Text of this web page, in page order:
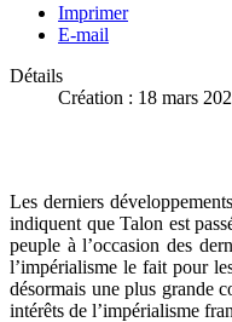
Imprimer
E-mail
Détails
Création : 18 mars
Les derniers
indiquent que Talon est
peuple à l’occasion des
l’impérialisme le fait pour
désormais une plus grande
intérêts de l’impérialisme